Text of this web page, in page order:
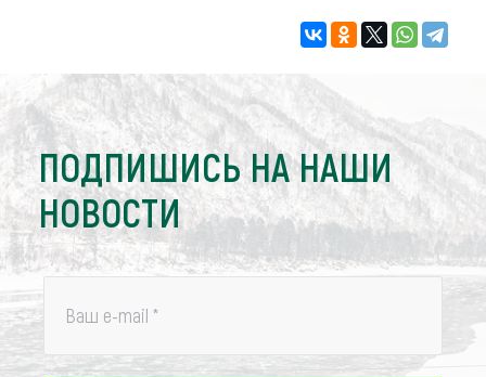
ПОДПИШИСЬ НА НАШИ
НОВОСТИ
Ваш e-mail *